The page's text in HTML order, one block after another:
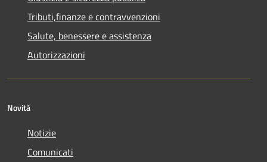
Tributi,finanze e contravvenzioni
Salute, benessere e assistenza
Autorizzazioni
Novità
Notizie
Comunicati